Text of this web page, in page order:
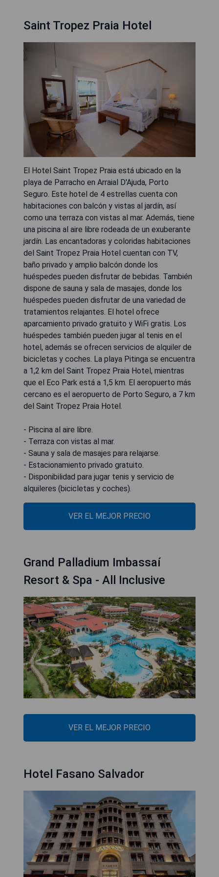
Saint Tropez Praia Hotel
El Hotel Saint Tropez Praia está ubicado en la
playa de Parracho en Arraial D'Ajuda, Porto
Seguro. Este hotel de 4 estrellas cuenta con
habitaciones con balcón y vistas al jardín, así
como una terraza con vistas al mar. Además, tiene
una piscina al aire libre rodeada de un exuberante
jardín. Las encantadoras y coloridas habitaciones
del Saint Tropez Praia Hotel cuentan con TV,
baño privado y amplio balcón donde los
huéspedes pueden disfrutar de bebidas. También
dispone de sauna y sala de masajes, donde los
huéspedes pueden disfrutar de una variedad de
tratamientos relajantes. El hotel ofrece
aparcamiento privado gratuito y WiFi gratis. Los
huéspedes también pueden jugar al tenis en el
hotel, además se ofrecen servicios de alquiler de
bicicletas y coches. La playa Pitinga se encuentra
a 1,2 km del Saint Tropez Praia Hotel, mientras
que el Eco Park está a 1,5 km. El aeropuerto más
cercano es el aeropuerto de Porto Seguro, a 7 km
del Saint Tropez Praia Hotel.
- Piscina al aire libre.
- Terraza con vistas al mar.
- Sauna y sala de masajes para relajarse.
- Estacionamiento privado gratuito.
- Disponibilidad para jugar tenis y servicio de
alquileres (bicicletas y coches).
VER EL MEJOR PRECIO
Grand Palladium Imbassaí
Resort & Spa - All Inclusive
VER EL MEJOR PRECIO
Hotel Fasano Salvador